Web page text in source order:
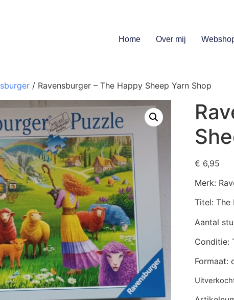
Home Over mij
/ Ravensburger – The Happy Sheep Yarn Shop
€ 6,95
Merk:
Titel: The
Aantal
Conditie:
Formaat: